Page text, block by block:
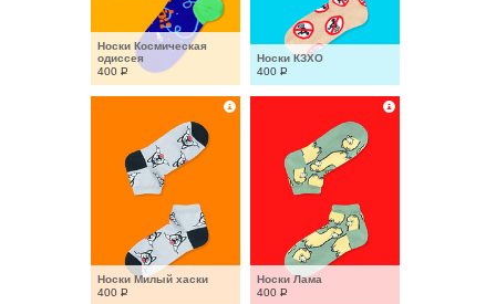
Носки Космическая
одиссея
400 Р
Носки КЗХО
400 Р
Носки Милый хаски
400 Р
Носки Лама
400 Р